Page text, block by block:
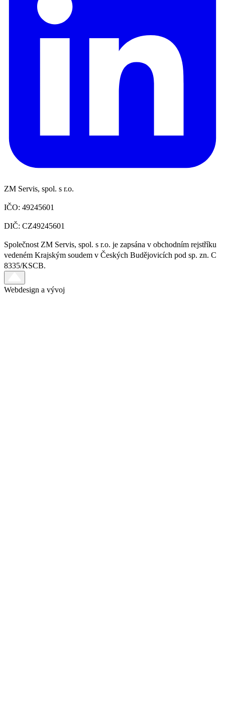
ZM Servis, spol. s r.o.
IČO: 49245601
DIČ: CZ49245601
Společnost ZM Servis, spol. s r.o. je zapsána v obchodním rejstříku
vedeném Krajským soudem v Českých Budějovicích pod sp. zn. C
8335/KSCB.
Webdesign a vývoj